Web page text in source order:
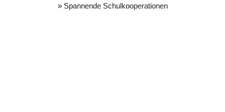
» Spannende Schulkooperationen